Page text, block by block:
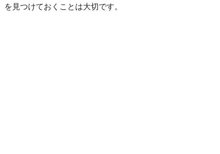
を見つけておくことは大切です。